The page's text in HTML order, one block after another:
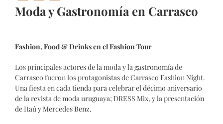
Moda y Gastronomía en Carrasco
Fashion, Food & Drinks en el Fashion Tour
Los principales actores de la moda y la gastronomía de
Carrasco fueron los protagonistas de Carrasco Fashion Night.
Una fiesta en cada tienda para celebrar el décimo aniversario
de la revista de moda uruguaya; DRESS Mix, y la presentación
de Itaú y Mercedes Benz.